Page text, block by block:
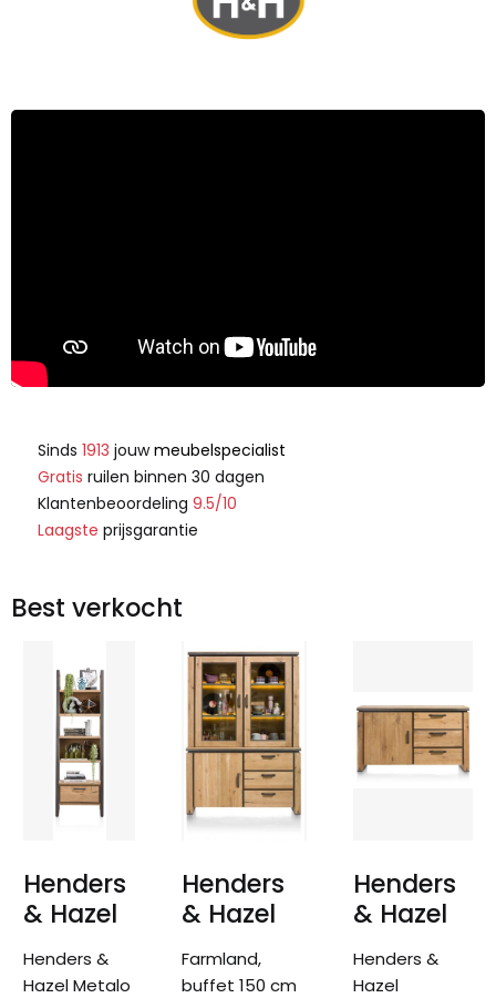
Sinds 1913 jouwmeubelspecialist
Gratis ruilen binnen 30 dagen
Klantenbeoordeling 9.5/10
Laagste prijsgarantie
Best verkocht
Henders
& Hazel
Henders &
Hazel Metalo
Henders
& Hazel
Farmland,
buffet 150 cm
Henders
& Hazel
Henders &
Hazel